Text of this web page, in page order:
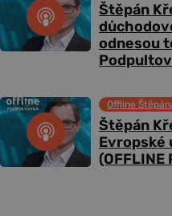
Štěpán
odnesou
Štěpán
Evropské
Offline